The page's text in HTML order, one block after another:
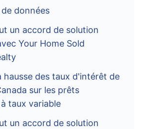
données
un accord de solution
Your Home Sold
hausse des taux d'intérêt de
sur les prêts
taux variable
un accord de solution